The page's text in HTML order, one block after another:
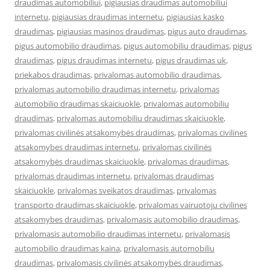
draudimas automobiliui, pigiausias draudimas automobiliui
internetu, pigiausias draudimas internetu, pigiausias kasko
draudimas, pigiausias masinos draudimas, pigus auto draudimas,
pigus automobilio draudimas, pigus automobiliu draudimas, pigus
draudimas, pigus draudimas internetu, pigus draudimas uk,
priekabos draudimas, privalomas automobilio draudimas,
privalomas automobilio draudimas internetu, privalomas
automobilio draudimas skaiciuokle, privalomas automobiliu
draudimas, privalomas automobiliu draudimas skaiciuokle,
privalomas civilinės atsakomybės draudimas, privalomas civilines
atsakomybes draudimas internetu, privalomas civilinės
atsakomybės draudimas skaiciuokle, privalomas draudimas,
privalomas draudimas internetu, privalomas draudimas
skaiciuokle, privalomas sveikatos draudimas, privalomas
transporto draudimas skaiciuokle, privalomas vairuotoju civilines
atsakomybes draudimas, privalomasis automobilio draudimas,
privalomasis automobilio draudimas internetu, privalomasis
automobilio draudimas kaina, privalomasis automobiliu
draudimas, privalomasis civilinės atsakomybės draudimas,